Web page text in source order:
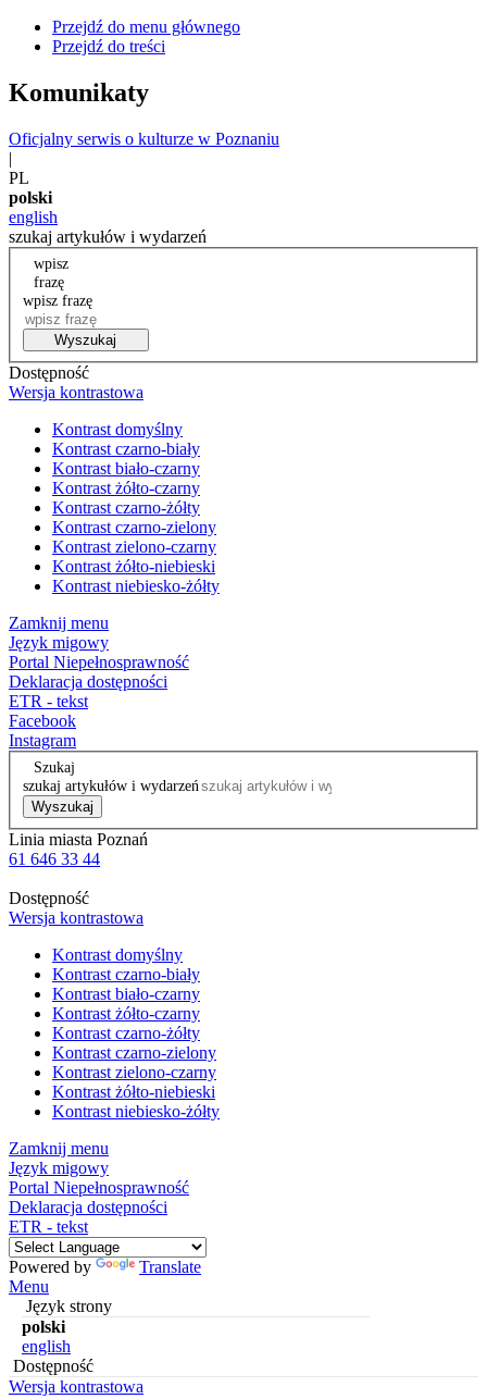
Przejdź do menu głównego
Przejdź do treści
Komunikaty
Oficjalny serwis o kulturze w Poznaniu
|
PL
polski
english
szukaj artykułów i wydarzeń
wpisz
frazę
wpisz frazę
Wyszukaj
Dostępność
Wersja kontrastowa
Kontrast domyślny
Kontrast czarno-biały
Kontrast biało-czarny
Kontrast żółto-czarny
Kontrast czarno-żółty
Kontrast czarno-zielony
Kontrast zielono-czarny
Kontrast żółto-niebieski
Kontrast niebiesko-żółty
Zamknij menu
Język migowy
Portal Niepełnosprawność
Deklaracja dostępności
ETR - tekst
Facebook
Instagram
Szukaj
szukaj artykułów i wydarzeń
Wyszukaj
Linia miasta Poznań
61 646 33 44
Dostępność
Wersja kontrastowa
Kontrast domyślny
Kontrast czarno-biały
Kontrast biało-czarny
Kontrast żółto-czarny
Kontrast czarno-żółty
Kontrast czarno-zielony
Kontrast zielono-czarny
Kontrast żółto-niebieski
Kontrast niebiesko-żółty
Zamknij menu
Język migowy
Portal Niepełnosprawność
Deklaracja dostępności
ETR - tekst
Powered by
Translate
Menu
Język strony
polski
english
Dostępność
Wersja kontrastowa